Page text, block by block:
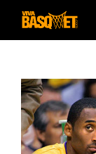
Saltar